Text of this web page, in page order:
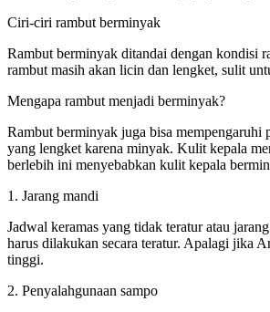
Ciri-ciri rambut berminyak
Rambut berminyak ditandai dengan kondisi
rambut masih akan licin dan lengket, sulit
Mengapa rambut menjadi berminyak?
Rambut berminyak juga bisa
yang lengket karena minyak. Kulit kepala
berlebih ini menyebabkan kulit kepala
1. Jarang mandi
Jadwal keramas yang tidak teratur atau
harus dilakukan secara teratur. Apalagi jika
tinggi.
2. Penyalahgunaan sampo